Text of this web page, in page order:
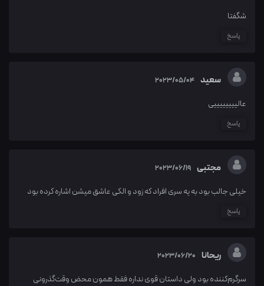
شگفتا
پاسخ
سعید 2023/05/04
عالییییییییی
پاسخ
مجتبی 2023/06/19
خیلی جالب بود به یه سری افراد که زود و الکی عاشق میشن اشاره کرده بود
پاسخ
ریحانا 2023/06/20
سرگرم‌کننده بود ولی داستان قوی نداره فقط همون محض وقت‌گذرونی